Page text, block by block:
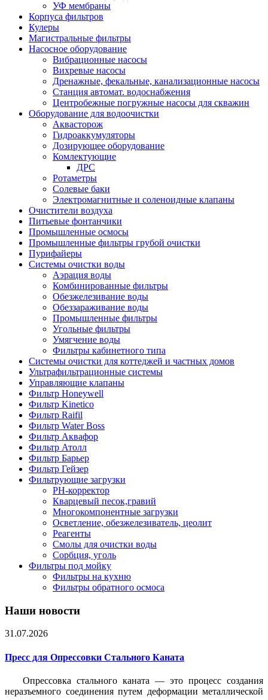
УФ мембраны
Корпуса фильтров
Кулеры
Магистральные фильтры
Насосное оборудование
Вибрационные насосы
Вихревые насосы
Дренажные, фекальные, канализационные насосы
Станция автомат. водоснабжения
Центробежные погружные насосы для скважин
Оборудование для водоочистки
Аквасторож
Гидроаккумуляторы
Дозирующее оборудование
Комлектующие
ДРС
Ротаметры
Солевые баки
Электромагнитные и соленоидные клапаны
Очистители воздуха
Питьевые фонтанчики
Промышленные осмосы
Промышленные фильтры грубой очистки
Пурифайеры
Системы очистки воды
Аэрация воды
Комбинированные фильтры
Обезжелезивание воды
Обеззараживание воды
Промышленные фильтры
Угольные фильтры
Умягчение воды
Фильтры кабинетного типа
Системы очистки для коттеджей и частных домов
Ультрафильтрационные системы
Управляющие клапаны
Фильтр Honeywell
Фильтр Kinetico
Фильтр Raifil
Фильтр Water Boss
Фильтр Аквафор
Фильтр Атолл
Фильтр Барьер
Фильтр Гейзер
Фильтрующие загрузки
PH-корректор
Кварцевый песок,гравий
Многокомпонентные загрузки
Осветление, обезжелезиватель, цеолит
Реагенты
Смолы для очистки воды
Сорбция, уголь
Фильтры под мойку
Фильтры на кухню
Фильтры обратного осмоса
Наши новости
31.07.2026
Пресс для Опрессовки Стального Каната
Опрессовка стального каната — это процесс создания
неразъемного соединения путем деформации металлической